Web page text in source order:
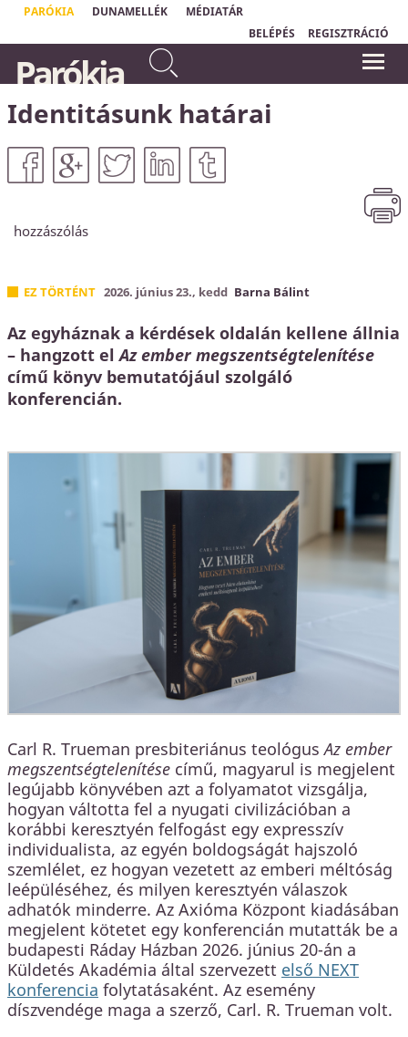
PARÓKIA DUNAMELLÉK
MÉDIATÁR
BELÉPÉS
REGISZTRÁCIÓ
...nincsen üdvösség senki
másban, mert nem is adatott az
embereknek az ég alatt
üdvözülhetnénk.
Apostolok Cselekedetei
4,12
"Isten szeretete nem valami homályos
Ferenc pápa
Parókia
Identitásunk határai
hozzászólás
EZ TÖRTÉNT 2026. június 23., kedd Barna Bálint
Az egyháznak a kérdések oldalán kellene állnia
– hangzott elAz ember megszentségtelenítése
című könyv bemutatójául szolgáló
konferencián.
Carl R. Trueman presbiteriánus teológusAz ember
megszentségtelenítése című, magyarul is megjelent
legújabb könyvében azt a folyamatot vizsgálja,
hogyan váltotta fel a nyugati civilizációban a
korábbi keresztyén felfogást egy expresszív
individualista, az egyén boldogságát hajszoló
szemlélet, ez hogyan vezetett az emberi méltóság
leépüléséhez, és milyen keresztyén válaszok
adhatók minderre. Az Axióma Központ kiadásában
megjelent kötetet egy konferencián mutatták be a
budapesti Ráday Házban 2026. június 20-án a
Küldetés Akadémia által szervezett első NEXT
konferencia folytatásaként. Az esemény
díszvendége maga a szerző, Carl. R. Trueman volt.